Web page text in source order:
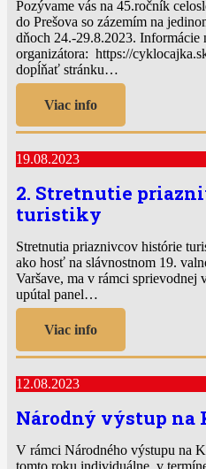
Pozývame vás na 45.ročník
do Prešova so zázemím na
dňoch 24.-29.8.2023. Informácie
organizátora: https://
dopĺňať stránku…
Viac info
19.08.2023
2. Stretnutie
turistiky
Stretnutia priaznivcov histórie
ako hosť na slávnostnom 19.
Varšave, ma v rámci
upútal panel…
Viac info
12.08.2023
Národný výstup na
V rámci Národného výstupu na
tomto roku individuálne, v